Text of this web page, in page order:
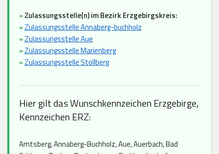
»Zulassungsstelle(n) im Bezirk Erzgebirgskreis:
»Zulassungsstelle Annaberg-buchholz
»Zulassungsstelle Aue
»Zulassungsstelle Marienberg
»Zulassungsstelle Stollberg
Hier gilt das Wunschkennzeichen Erzgebirge,
Kennzeichen ERZ:
Amtsberg, Annaberg-Buchholz, Aue, Auerbach, Bad